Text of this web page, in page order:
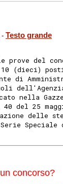
- Testo grande
prove del
(dieci)
di
nella
del 25
delle
concorso?